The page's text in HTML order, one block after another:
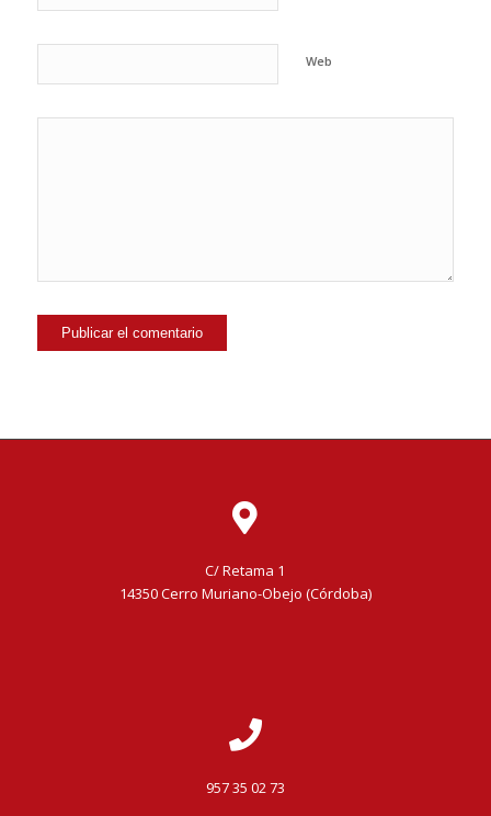
Web
C/ Retama 1
14350 Cerro Muriano-Obejo (Córdoba)
957 35 02 73